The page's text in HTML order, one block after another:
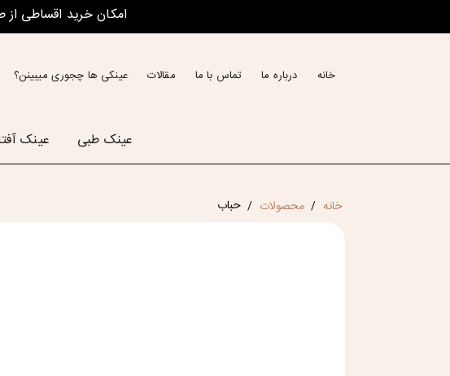
امکان خرید اقساطی
خانه درباره ما تماس با ما مقالات عینکی ها چجوری میبینن؟
عینک طبی عینک
خانه / محصولات / حباب